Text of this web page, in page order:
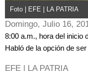
Foto | EFE | LA PATRIA
Domingo, Julio 16,
8:00 a.m., hora del inicio
Habló de la opción de
EFE | LA PATRIA